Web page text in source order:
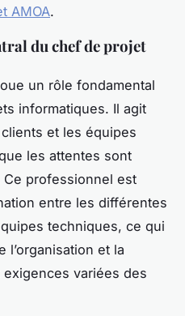
AMOA.
du chef de projet
un rôle fondamental
informatiques. Il agit
et les équipes
les attentes sont
professionnel est
entre les différentes
techniques, ce qui
l’organisation et la
exigences variées des